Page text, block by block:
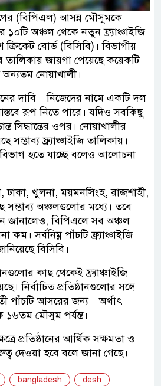
(বিপিএল) আসন্ন মৌসুমকে
১০টি অঞ্চল থেকে নতুন ফ্র্যাঞ্চাইজি
বোর্ড (বিসিবি)। বিভাগীয়
তালিকায় জায়গা পেয়েছে কয়েকটি
নোয়াখালী।
দাবি—নিজেদের নামে একটি দল
রূপ নিতে পারে। যদিও সবকিছু
সিদ্ধান্তের ওপর। নোয়াখালীর
সম্ভাব্য ফ্র্যাঞ্চাইজি তালিকায়।
হতে যাচ্ছে বলেও আলোচনা
ঢাকা, খুলনা, ময়মনসিংহ, রাজশাহী,
সম্ভাব্য অঞ্চলগুলোর মধ্যে। তবে
জানালেও, বিপিএলে সব অঞ্চল
কম। সর্বনিম্ন পাঁচটি ফ্র্যাঞ্চাইজি
বিসিবি।
কাছ থেকেই ফ্র্যাঞ্চাইজি
নির্বাচিত প্রতিষ্ঠানগুলোর সঙ্গে
পাঁচটি আসরের জন্য—অর্থাৎ
১৬তম মৌসুম পর্যন্ত।
প্রতিষ্ঠানের আর্থিক সক্ষমতা ও
দেওয়া হবে বলে জানা গেছে।
bangladesh
desh